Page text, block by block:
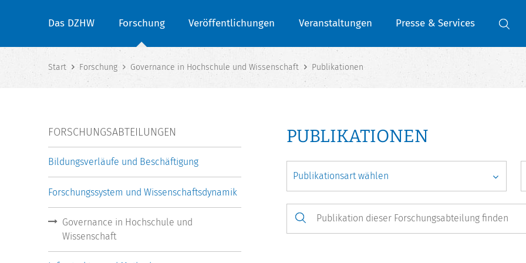
Das DZHW Forschung Veröffentlichungen Veranstaltungen Presse & Services
Start Forschung Governance in Hochschule und Wissenschaft Publikationen
PUBLIKATIONEN
FORSCHUNGSABTEILUNGEN
Bildungsverläufe und Beschäftigung
Forschungssystem und Wissenschaftsdynamik
Governance in Hochschule und
Wissenschaft